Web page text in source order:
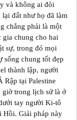
và không ai đòi
đất như họ đã làm
chẳng phải là một
gia chung cho hai
sự, trong đó mọi
sống chung tốt đẹp
thành lập, người
Rập tại Palestine
giờ trong lịch sử là ở
tay người Ki-tô
Hồi. Giải pháp này